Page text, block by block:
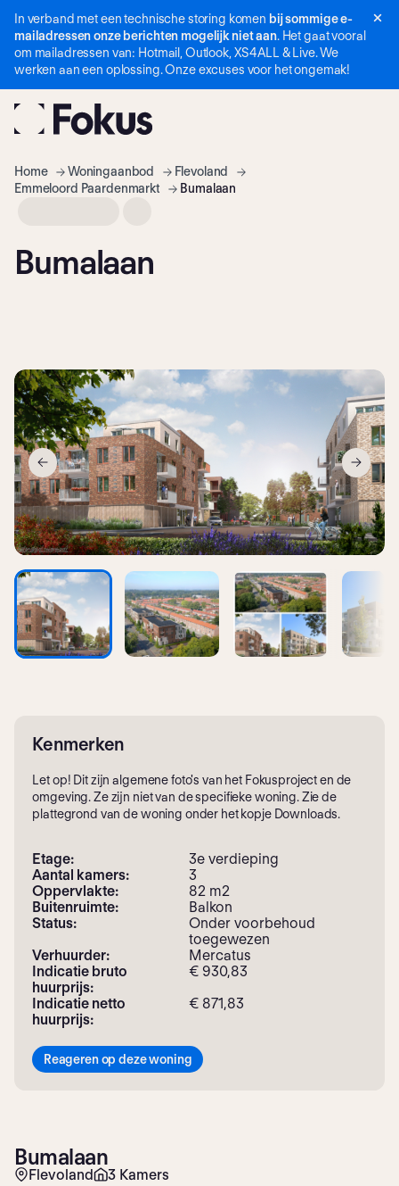
Navigatie
overslaan
In verband met een technische storing komen bij sommige e-
mailadressen onze berichten mogelijk niet aan. Het gaat vooral
om mailadressen van: Hotmail, Outlook, XS4ALL & Live. We
werken aan een oplossing. Onze excuses voor het ongemak!
Home Woning­aanbod
Flevoland
Emmeloord Paardenmarkt
Bumalaan
Bumalaan
Kenmerken
Let op! Dit zijn algemene foto's van het Fokusproject en de
omgeving. Ze zijn niet van de specifieke woning. Zie de
plattegrond van de woning onder het kopje Downloads.
Etage:
3e verdieping
Aantal kamers:
3
Oppervlakte:
82 m2
Buitenruimte:
Balkon
Status:
Onder voorbehoud
toegewezen
Verhuurder:
Mercatus
Indicatie bruto
huurprijs:
€ 930,83
Indicatie netto
huurprijs:
€ 871,83
Reageren op deze woning
Bumalaan
Flevoland 3 Kamers